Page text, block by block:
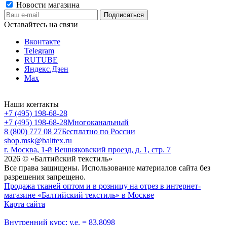
Новости магазина
Оставайтесь на связи
Вконтакте
Telegram
RUTUBE
Яндекс.Дзен
Max
Наши контакты
+7 (495) 198-68-28
+7 (495) 198-68-28Многоканальный
8 (800) 777 08 27Бесплатно по России
shop.msk@balttex.ru
г. Москва, 1-й Вешняковский проезд, д. 1, стр. 7
2026 © «Балтийский текстиль»
Все права защищены. Использование материалов сайта без
разрешения запрещено.
Продажа тканей оптом и в розницу на отрез в интернет-
магазине «Балтийский текстиль» в Москве
Карта сайта
Внутренний курс: у.е. = 83.8098